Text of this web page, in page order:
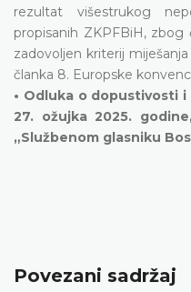
rezultat višestrukog
propisanih ZKPFBiH,
zadovoljen kriterij
članka 8. Europske
• Odluka o dopustivosti
27. ožujka 2025.
„Službenom glasniku
Povezani sadržaj